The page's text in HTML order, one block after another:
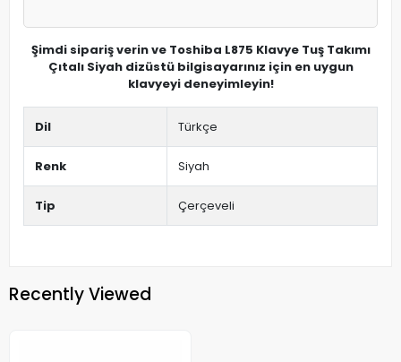
Şimdi sipariş verin ve Toshiba L875 Klavye Tuş Takımı
Çıtalı Siyah dizüstü bilgisayarınız için en uygun
klavyeyi deneyimleyin!
Dil Türkçe
Renk Siyah
Tip Çerçeveli
Recently Viewed